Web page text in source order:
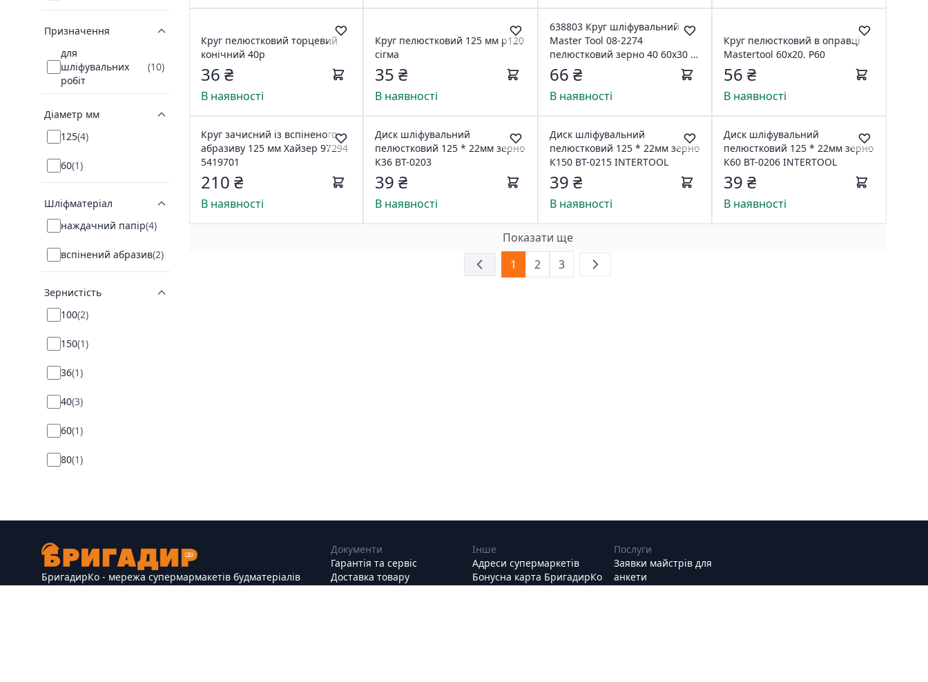
Призначення
для
шліфувальних
робіт
(10)
Діаметр мм
125(4)
60(1)
Шліфматеріал
наждачний папір(4)
вспінений абразив(2)
Зернистість
100(2)
150(1)
36(1)
40(3)
60(1)
80(1)
Круг пелюстковий торцевий
конічний 40р
36 ₴
В наявності
Круг пелюстковий 125 мм р120
сігма
35 ₴
В наявності
638803 Круг шліфувальний
Master Tool 08-2274
пелюстковий зерно 40 60x30 зі
стрижнем 6мм
66 ₴
В наявності
Круг пелюстковий в оправці
Mastertool 60х20. P60
56 ₴
В наявності
Круг зачисний із вспіненого
абразиву 125 мм Хайзер 97294
5419701
210 ₴
В наявності
Диск шліфувальний
пелюстковий 125 * 22мм зерно
К36 ВТ-0203
39 ₴
В наявності
Диск шліфувальний
пелюстковий 125 * 22мм зерно
К150 BT-0215 INTERTOOL
39 ₴
В наявності
Диск шліфувальний
пелюстковий 125 * 22мм зерно
К60 BT-0206 INTERTOOL
39 ₴
В наявності
Показати ще
1
2 3
БригадирКо - мережа супермармакетів будматеріалів
Документи
Гарантія та сервіс
Доставка товару
Інше
Адреси супермаркетів
Бонусна карта БригадирКо
Послуги
Заявки майстрів для
анкети